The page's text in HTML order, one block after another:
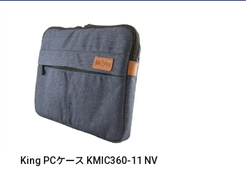
King PCケース KMIC360-11 NV